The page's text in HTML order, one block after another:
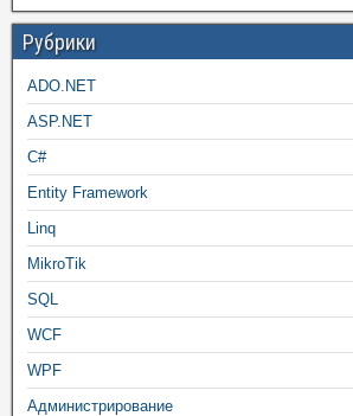
Рубрики
ADO.NET
ASP.NET
C#
Entity Framework
Linq
MikroTik
SQL
WCF
WPF
Администрирование